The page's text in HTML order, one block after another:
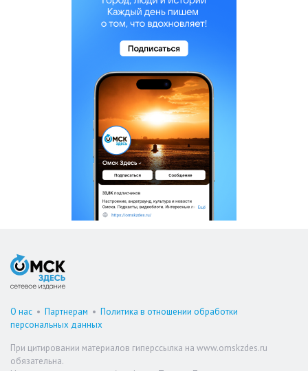
О нас • Партнерам • Политика в отношении обработки
персональных данных
При цитировании материалов гиперссылка на www.omskzdes.ru
обязательна.